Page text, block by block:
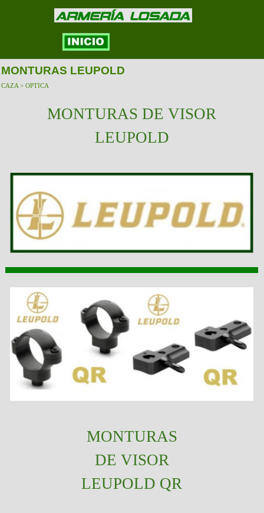
MONTURAS LEUPOLD
CAZA > OPTICA
MONTURAS DE VISOR
LEUPOLD
MONTURAS
DE VISOR
LEUPOLD QR